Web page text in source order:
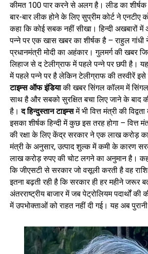
कीमत 100 पार करने से अलग है। लीड का शीर्षक
बार-बार लीक होने के लिए सुप्रीम कोर्ट ने एनटीए
कहा कि कोई सबक नहीं सीखा। हिन्दी अखबारों
पन्ने पर एक खास खबर का शीर्षक है – राहुल
प्रधानमंत्री मोदी का अहंकार। गुलमर्ग की खबर
लिहाज से द टेलीग्राफ में पहले पन्ने पर छपी है।
में पहले पन्ने पर है लेकिन टेलीग्राफ की तस्वीरें इसे
टाइम्स ऑफ इंडियाकी खबर सिंगल कॉलम में
साथ है और सबको सुरक्षित बचा लिए जाने के बाद
है।द हिन्दुस्तान टाइम्समें भी वित्त मंत्री की
इसका शीर्षक हिन्दी में कुछ इस तरह होगा – वित्त
की रक्षा के लिए केंद्र सरकार ने एक लाख करोड़
मंत्री के अनुसार, उत्पाद शुल्क में कमी के कारण
लाख करोड़ रुपए की चोट लगने का अनुमान है।
कि जीएसटी से सरकार जो वसूली करती है वह
इतना बढ़ती रही है कि सरकार ही हर महीने जरूर
अंतरराष्ट्रीय बाजार में जब पेट्रोलियम पदार्थों की
में उपभोक्ताओं को राहत नहीं दी गई। यह अब